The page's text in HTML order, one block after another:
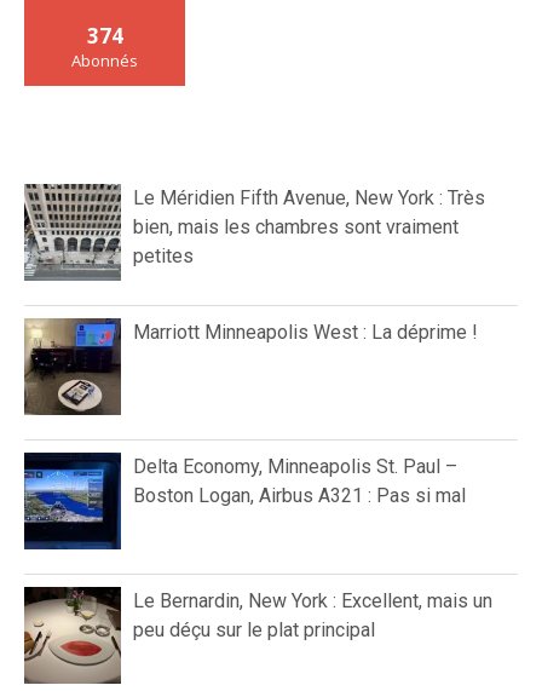
374
Abonnés
Le Méridien Fifth Avenue, New York : Très
bien, mais les chambres sont vraiment
petites
Marriott Minneapolis West : La déprime !
Delta Economy, Minneapolis St. Paul –
Boston Logan, Airbus A321 : Pas si mal
Le Bernardin, New York : Excellent, mais un
peu déçu sur le plat principal